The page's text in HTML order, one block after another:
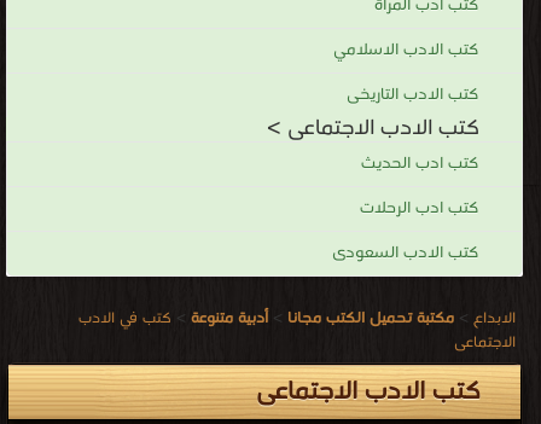
كتب الادب الاسلامي
كتب الادب التاريخى
كتب الادب الاجتماعى >
كتب ادب الحديث
كتب ادب الرحلات
كتب الادب السعودى
الابداع > مكتبة تحميل الكتب مجانا >أدبية متنوعة > كتب في الادب
الاجتماعى
كتب الادب الاجتماعى